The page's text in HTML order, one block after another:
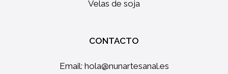
Velas de soja
CONTACTO
Email: hola@nunartesanal.es